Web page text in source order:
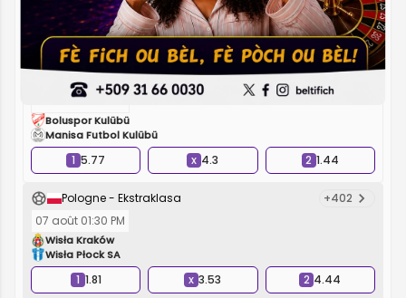
Hertha BSC
1 2.31 x 3.58 2 2.87
Turquie - 1. Lig
07 août 01:30 PM
Boluspor Kulübü
Manisa Futbol Kulübü
1 5.77 x 4.3 2 1.44
Pologne - Ekstraklasa
+402
07 août 01:30 PM
Wisła Kraków
Wisła Płock SA
1 1.81 x 3.53 2 4.44